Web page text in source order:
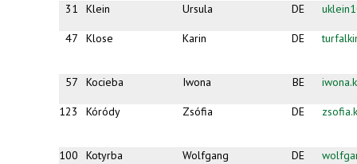
31 Klein Ursula DE
47 Klose Karin DE
57 Kocieba Iwona BE
123 Kóródy Zsófia DE
100 Kotyrba Wolfgang DE